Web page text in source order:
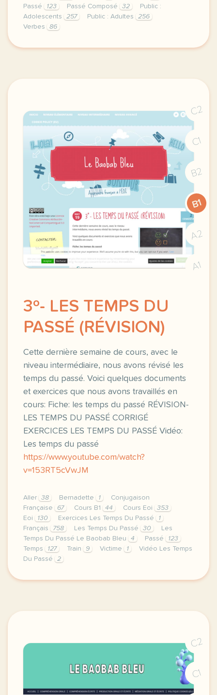
Passé
123 Passé Composé 32
Public :
Adolescents
257 Public : Adultes
256
Verbes
86
elles sont allees au restaurant et elles ont tres
C2
C1
B2
B1
A2
A1
3º- LES TEMPS DU
PASSÉ (RÉVISION)
Cette dernière semaine de cours, avec le
niveau intermédiaire, nous avons révisé les
temps du passé. Voici quelques documents
et exercices que nous avons travaillés en
cours: Fiche: les temps du passé RÉVISION-
LES TEMPS DU PASSÉ CORRIGÉ
EXERCICES LES TEMPS DU PASSÉ Vidéo:
Les temps du passé
https://www.youtube.com/watch?
v=153RT5cVwJM
Aller 38 Bernadette 1
Conjugaison
Française
67 Cours B1 44 Cours Eoi
353
Eoi
130 Exercices Les Temps Du Passé
1
Français
758 Les Temps Du Passé 30
Les
Temps Du Passé Le Baobab Bleu
4 Passé
123
Temps
127 Train 9 Victime 1
Vidéo Les Temps
Du Passé
2
image pixabay comcette derniere semaine de
C2
C1